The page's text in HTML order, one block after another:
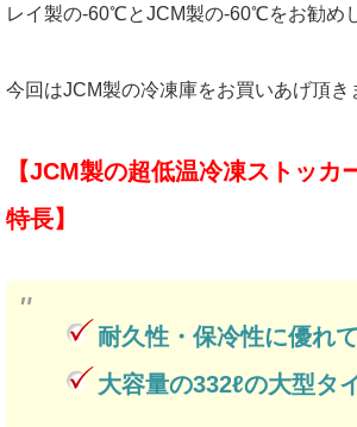
レイ製の-60℃とJCM製の-60℃をお勧め
今回はJCM製の冷凍庫をお買いあげ頂き
【JCM製の超低温冷凍ストッカ
特長】
耐久性・保冷性に優れて
大容量の332ℓの大型タ